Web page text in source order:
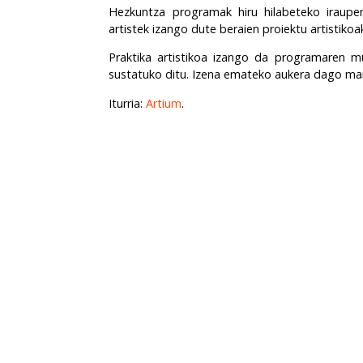
Hezkuntza programak hiru hilabeteko
artistek izango dute beraien proiektu
Praktika artistikoa izango da programaren
sustatuko ditu. Izena emateko aukera dago
Iturria:Artium.